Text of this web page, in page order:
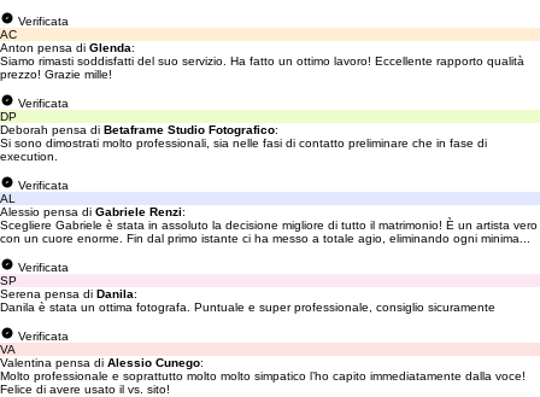
Verificata
AC
Anton pensa di Glenda:
Siamo rimasti soddisfatti del suo servizio. Ha fatto un ottimo lavoro! Eccellente rapporto qualità
prezzo! Grazie mille!
Verificata
DP
Deborah pensa di Betaframe Studio Fotografico:
Si sono dimostrati molto professionali, sia nelle fasi di contatto preliminare che in fase di
execution.
Verificata
AL
Alessio pensa di Gabriele Renzi:
Scegliere Gabriele è stata in assoluto la decisione migliore di tutto il matrimonio! È un artista vero
con un cuore enorme. Fin dal primo istante ci ha messo a totale agio, eliminando ogni minima...
Verificata
SP
Serena pensa di Danila:
Danila è stata un ottima fotografa. Puntuale e super professionale, consiglio sicuramente
Verificata
VA
Valentina pensa di Alessio Cunego:
Molto professionale e soprattutto molto molto simpatico l’ho capito immediatamente dalla voce!
Felice di avere usato il vs. sito!